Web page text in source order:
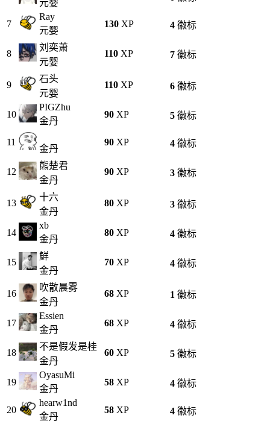
元婴
7
Ray
元婴
130 XP 4 徽标
8
刘奕萧
元婴
110 XP 7 徽标
9
石头
元婴
110 XP 6 徽标
10
PIGZhu
金丹
90 XP 5 徽标
11
金丹
90 XP 4 徽标
12
熊楚君
金丹
90 XP 3 徽标
13
十六
金丹
80 XP 3 徽标
14
xb
金丹
80 XP 4 徽标
15
鮮
金丹
70 XP 4 徽标
16
吹散晨雾
金丹
68 XP 1 徽标
17
Essien
金丹
68 XP 4 徽标
18
不是假发是桂
金丹
60 XP 5 徽标
19
OyasuMi
金丹
58 XP 4 徽标
20
hearw1nd
金丹
58 XP 4 徽标